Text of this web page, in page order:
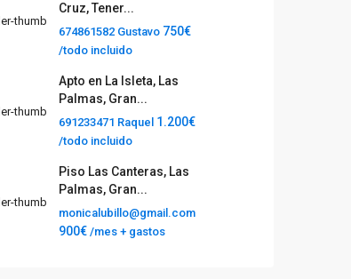
Cruz, Tener...
674861582 Gustavo 750€
/todo incluido
Apto en La Isleta, Las
Palmas, Gran...
691233471 Raquel 1.200€
/todo incluido
Piso Las Canteras, Las
Palmas, Gran...
monicalubillo@gmail.com
900€ /mes + gastos